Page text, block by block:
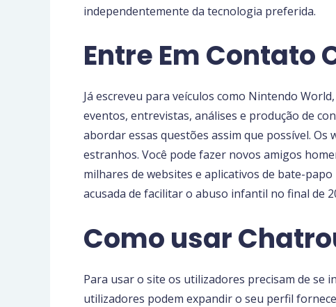
independentemente da tecnologia preferida.
Entre Em Contato
Já escreveu para veículos como Nintendo
eventos, entrevistas, análises e produção de
abordar essas questões assim que possível.
estranhos. Você pode fazer novos amigos
milhares de websites e aplicativos de bate-
acusada de facilitar o abuso infantil no final de
Como usar
Para usar o site os utilizadores precisam de se
utilizadores podem expandir o seu perfil